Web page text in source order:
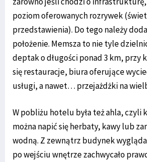
poziom oferowanych rozrywek
przedstawienia). Do tego należy
położenie. Memsza to nie tyle
deptak o długości ponad 3 km, przy
się restauracje, biura oferujące
usługi, a nawet… przejażdżki na
W pobliżu hotelu była też ahla, czyli
można napić się herbaty, kawy lub
wodną. Z zewnątrz budynek
po wejściu wnętrze zachwycało